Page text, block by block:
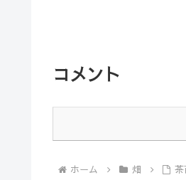
コメント
ホーム 畑